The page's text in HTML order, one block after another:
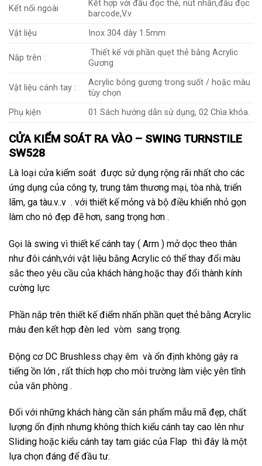
Kết nối ngoài
Kết hợp với đầu đọc thẻ, nút nhấn,đầu đọc
barcode,V.v
Vật liệu
Inox 304 dày 1.5mm
Nắp trên :
Thiết kế với phần quẹt thẻ bằng Acrylic
Gương
Vật liệu cánh tay :
Acrylic bóng gương trong suốt / hoặc màu
tùy chọn
Phụ kiện
01 Sách hướng dẫn sử dụng, 02 Chìa khóa.
CỬA KIỂM SOÁT RA VÀO – SWING TURNSTILE
SW528
Là loại cửa kiểm soát được sử dụng rộng rãi nhất cho các
ứng dụng của công ty, trung tâm thương mại, tòa nhà, triển
lãm, ga tàu.v..v . với thiết kế mỏng và bộ điều khiển nhỏ gọn
làm cho nó đẹp đẽ hơn, sang trọng hơn .
Gọi là swing vì thiết kế cánh tay ( Arm ) mở dọc theo thân
như đôi cánh,với vật liệu bằng Acrylic có thể thay đổi màu
sắc theo yêu cầu của khách hàng.hoặc thay đổi thành kính
cường lực
Phần nắp trên thiết kế điểm nhấn phần quẹt thẻ bằng Acrylic
màu đen kết hợp đèn led vòm sang trọng.
Động cơ DC Brushless chạy êm và ổn định không gây ra
tiếng ồn lớn , rất thích hợp cho môi trường làm việc yên tĩnh
của văn phòng .
Đối với những khách hàng cần sản phẩm mẫu mã đẹp, chất
lượng ổn định nhưng không thích kiểu cánh tay cao lên như
Sliding hoặc kiểu cánh tay tam giác của Flap thì đây là một
lựa chọn đáng để đầu tư.